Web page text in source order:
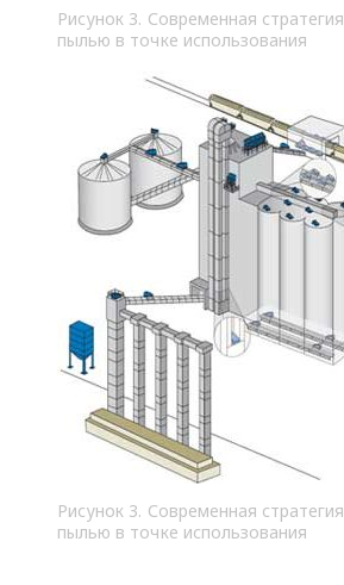
Рисунок 3. Современная
пылью в точке использования
Рисунок 3. Современная
пылью в точке использования